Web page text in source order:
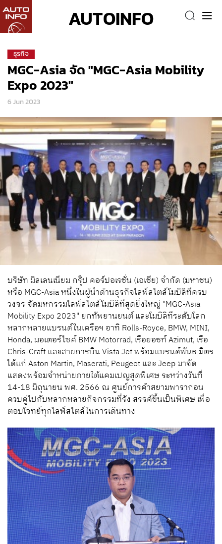
AUTOINFO
ธุรกิจ
MGC-Asia จัด "MGC-Asia Mobility
Expo 2023"
6 Jun 2023
บริษัท มิลเลนเนียม กรุ๊ป คอร์ปอเรชั่น (เอเชีย)จำกัด (มหาชน)
หรือ MGC-Asiaหนึ่งในผู้นำด้านธุรกิจไลฟ์สไตล์โมบิลิทีครบ
วงจรจัดมหกรรมไลฟ์สไตล์โมบิลิทีสุดยิ่งใหญ่ "MGC-Asia
Mobility Expo 2023" ยกทัพยานยนต์ และโมบิลิทีระดับโลก
หลากหลายแบรนด์ในเครือฯ อาทิ Rolls-Royce, BMW, MINI,
Honda, มอเตอร์ไซค์BMW Motorrad, เรือยอชท์Azimut, เรือ
Chris-CraftและสายการบินVista Jetพร้อมแบรนด์พันธ มิตร
ได้แก่ Aston Martin, Maserati, PeugeotและJeepมาจัด
แสดงพร้อมจำหน่ายภายใต้แคมเปญสุดพิเศษระหว่างวันที่
14-18 มิถุนายนพศ. 2566 ณ ศูนย์การค้าสยามพารากอน
ควบคู่ไปกับหลากหลายกิจกรรมที่รัง สรรค์ขึ้นเป็นพิเศษเพื่อ
ตอบโจทย์ทุกไลฟ์สไตล์ในการเดินทาง